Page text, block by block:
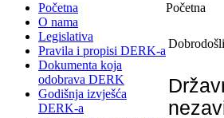
Početna
O nama
Legislativa
Pravila i propisi DERK-a
Dokumenta koja
odobrava DERK
Godišnja izvješća
DERK-a
Početna